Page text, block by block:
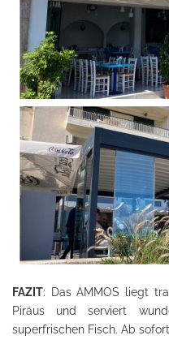
FAZIT: Das AMMOS liegt
Piräus und serviert
superfrischen Fisch. Ab